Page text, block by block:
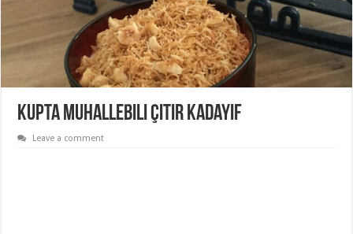
Kupta Muhallebili Çıtır Kadayıf
Leave a comment